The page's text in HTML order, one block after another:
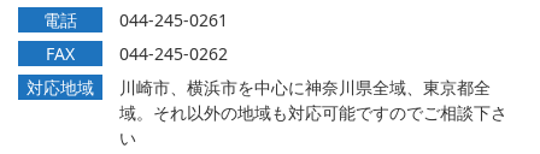
電話
044-245-0261
FAX
044-245-0262
対応地域
川崎市、横浜市を中心に神奈川県全域、東京都全
域。それ以外の地域も対応可能ですのでご相談下さ
い